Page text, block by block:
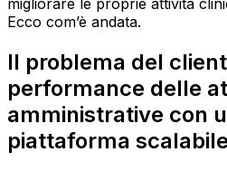
migliorare le proprie attività
Ecco com’è andata.
Il problema del
performance delle
amministrative con
piattaforma scalabile